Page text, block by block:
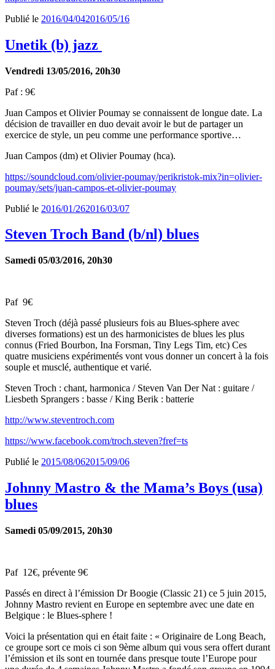
Publié le 2016/04/042016/05/16
Unetik (b) jazz
Vendredi 13/05/2016, 20h30
Paf : 9€
Juan Campos et Olivier Poumay se connaissent de longue date. La
décision de travailler en duo devait avoir le but de partager un
exercice de style, un peu comme une performance sportive…
Juan Campos (dm) et Olivier Poumay (hca).
https://soundcloud.com/olivier-poumay/perikristok-mix?in=olivier-
poumay/sets/juan-campos-et-olivier-poumay
Publié le 2016/01/262016/03/07
Steven Troch Band (b/nl) blues
Samedi 05/03/2016, 20h30
Paf 9€
Steven Troch (déjà passé plusieurs fois au Blues-sphere avec
diverses formations) est un des harmonicistes de blues les plus
connus (Fried Bourbon, Ina Forsman, Tiny Legs Tim, etc) Ces
quatre musiciens expérimentés vont vous donner un concert à la fois
souple et musclé, authentique et varié.
Steven Troch : chant, harmonica / Steven Van Der Nat : guitare /
Liesbeth Sprangers : basse / King Berik : batterie
http://www.steventroch.com
https://www.facebook.com/troch.steven?fref=ts
Publié le 2015/08/062015/09/06
Johnny Mastro & the Mama’s Boys (usa)
blues
Samedi 05/09/2015, 20h30
Paf 12€, prévente 9€
Passés en direct à l’émission Dr Boogie (Classic 21) ce 5 juin 2015,
Johnny Mastro revient en Europe en septembre avec une date en
Belgique : le Blues-sphere !
Voici la présentation qui en était faite : « Originaire de Long Beach,
ce groupe sort ce mois ci son 9ème album qui vous sera offert durant
l’émission et ils sont en tournée dans presque toute l’Europe pour